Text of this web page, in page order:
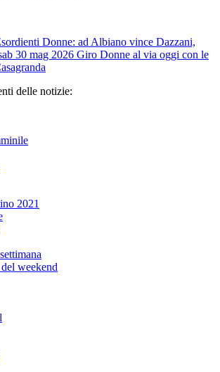
Donne: ad Albiano vince Dazzani,
30 mag 2026 Giro Donne al via oggi con le
delle notizie:
2021
weekend